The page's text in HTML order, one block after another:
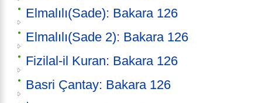
Elmalılı(Sade): Bakara 126
Elmalılı(Sade 2): Bakara 126
Fizilal-il Kuran: Bakara 126
Basri Çantay: Bakara 126